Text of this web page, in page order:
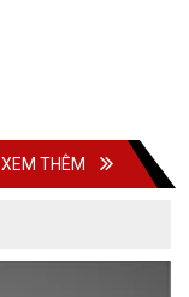
cảnh báo điểm
XEM THÊM